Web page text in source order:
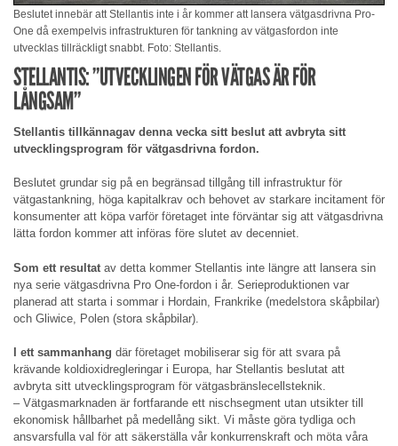
Beslutet innebär att Stellantis inte i år kommer att lansera vätgasdrivna Pro-
One då exempelvis infrastrukturen för tankning av vätgasfordon inte
utvecklas tillräckligt snabbt. Foto: Stellantis.
STELLANTIS: ”UTVECKLINGEN FÖR VÄTGAS ÄR FÖR
LÅNGSAM”
Stellantis tillkännagav denna vecka sitt beslut att avbryta sitt
utvecklingsprogram för vätgasdrivna fordon.
Beslutet grundar sig på en begränsad tillgång till infrastruktur för
vätgastankning, höga kapitalkrav och behovet av starkare incitament för
konsumenter att köpa varför företaget inte förväntar sig att vätgasdrivna
lätta fordon kommer att införas före slutet av decenniet.
Som ett resultat av detta kommer Stellantis inte längre att lansera sin
nya serie vätgasdrivna Pro One-fordon i år. Serieproduktionen var
planerad att starta i sommar i Hordain, Frankrike (medelstora skåpbilar)
och Gliwice, Polen (stora skåpbilar).
I ett sammanhang där företaget mobiliserar sig för att svara på
krävande koldioxidregleringar i Europa, har Stellantis beslutat att
avbryta sitt utvecklingsprogram för vätgasbränslecellsteknik.
– Vätgasmarknaden är fortfarande ett nischsegment utan utsikter till
ekonomisk hållbarhet på medellång sikt. Vi måste göra tydliga och
ansvarsfulla val för att säkerställa vår konkurrenskraft och möta våra